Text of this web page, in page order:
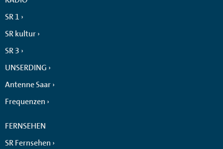
SR 1
SR kultur
SR 3
UNSERDING
Antenne Saar
Frequenzen
FERNSEHEN
SR Fernsehen